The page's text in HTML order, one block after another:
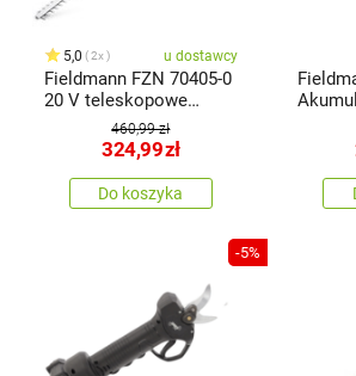
5,0 2x u dostawcy
Fieldmann FZN 70405-0
20 V teleskopowe
nożyce dożywopłotu
460,99 zł
324,99zł
Do koszyka
do
-5%